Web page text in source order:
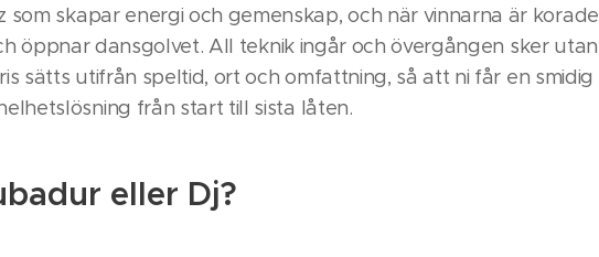
skapar energi och gemenskap, och när vinnarna är korade
öppnar dansgolvet. All teknik ingår och övergången sker utan
sätts utifrån speltid, ort och omfattning, så att ni får en smidig
från start till sista låten.
eller Dj?